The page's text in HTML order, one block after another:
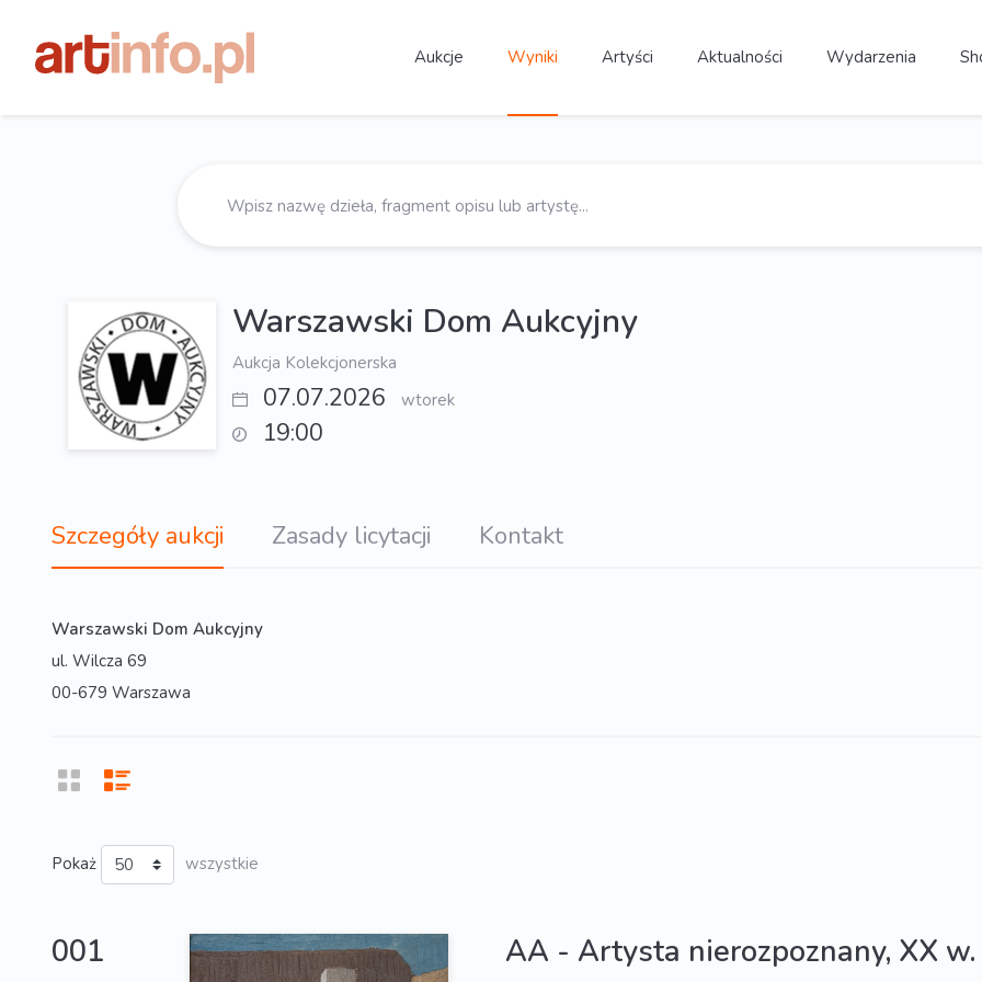
Aukcje Wyniki Artyści Aktualności Wydarzenia
Warszawski Dom Aukcyjny
Aukcja Kolekcjonerska
07.07.2026 wtorek
19:00
Szczegóły aukcji Zasady licytacji Kontakt
Warszawski Dom Aukcyjny
ul. Wilcza 69
00-679 Warszawa
Pokaż wszystkie
001 AA - Artysta nierozpoznany, XX w.